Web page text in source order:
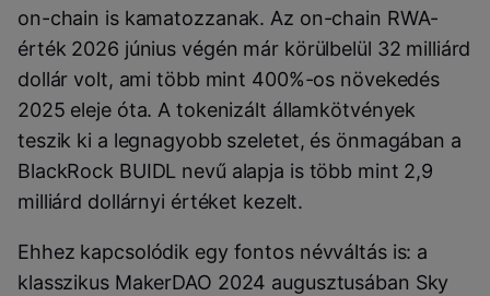
on-chain is kamatozzanak. Az on-chain RWA-
érték 2026 június végén már körülbelül 32 milliárd
dollár volt, ami több mint 400%-os növekedés
2025 eleje óta. A tokenizált államkötvények
teszik ki a legnagyobb szeletet, és önmagában a
BlackRock BUIDL nevű alapja is több mint 2,9
milliárd dollárnyi értéket kezelt.
Ehhez kapcsolódik egy fontos névváltás is: a
klasszikus MakerDAO 2024 augusztusában Sky